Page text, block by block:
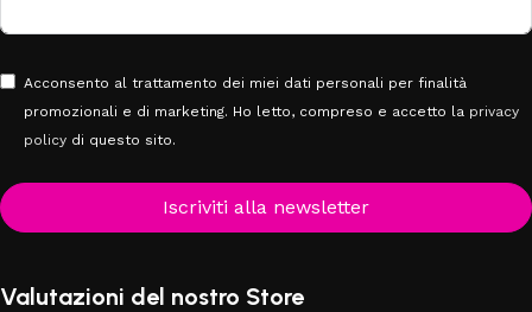
Acconsento al trattamento dei miei dati personali per finalità
promozionali e di marketing. Ho letto, compreso e accetto la privacy
policy di questo sito.
Iscriviti alla newsletter
Valutazioni del nostro Store